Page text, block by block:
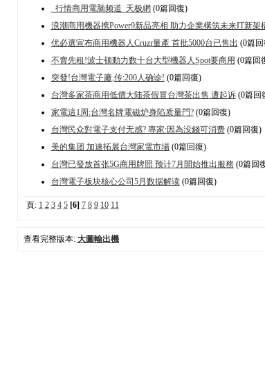
_行情商用電脑频道_天极網 (0篇回復)
浪潮商用機器携Power9新品亮相 助力企業構筑未来IT新架
优必選宣布商用機器人Cruzr量產 首批5000台已售出 (0篇
不賣先租!波士顿動力数十台大型機器人Spot要商用 (0篇回
突發!台灣電子廠,传:200人确诊! (0篇回復)
台灣多家茶商用低價大陆茶假冒台灣茶出售 遭起诉(0篇回
家電這1周:台灣名牌電磁炉身陷质量門?(0篇回復)
台灣民众對電子支付无感? 專家:因為没錢可消费(0篇回復)
美的集团 加速拓展台灣家電市場(0篇回復)
台灣已發放首张5G商用牌照 预计7月開始推出服務 (0篇回
台灣電子板块核心公司5月数据解读(0篇回復)
頁: 1 2 3 4 5 [6] 7 8 9 10 11
查看完整版本: 大圖輸出機